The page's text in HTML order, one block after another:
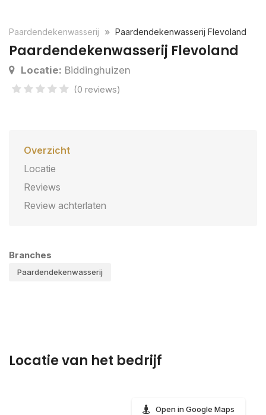
Paardendekenwasserij Paardendekenwasserij Flevoland
Paardendekenwasserij Flevoland
Locatie: Biddinghuizen
(0 reviews)
Overzicht
Locatie
Reviews
Review achterlaten
Branches
Paardendekenwasserij
Locatie van het bedrijf
Open in Google Maps